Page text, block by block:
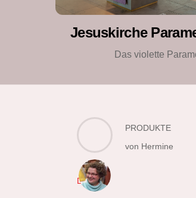
Jesuskirche
Das violette
PRODUKTE
von Hermine
Decken